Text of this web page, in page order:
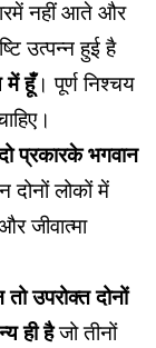
नहीं आते और
उत्पन्न हुई है
में हूँ। पूर्ण निश्चय
प्रकारके भगवान
दोनों लोकों में
जीवात्मा
उपरोक्त दोनों
ही हैजो तीनों